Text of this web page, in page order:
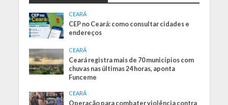
CEARÁ
CEP no Ceará: como consultar cidades e
endereços
CEARÁ
Ceará registra mais de 70 municípios com
chuvas nas últimas 24 horas, aponta
Funceme
CEARÁ
Operação para combater violência contra